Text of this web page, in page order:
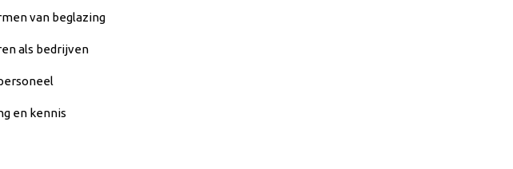
van beglazing
als bedrijven
en kennis